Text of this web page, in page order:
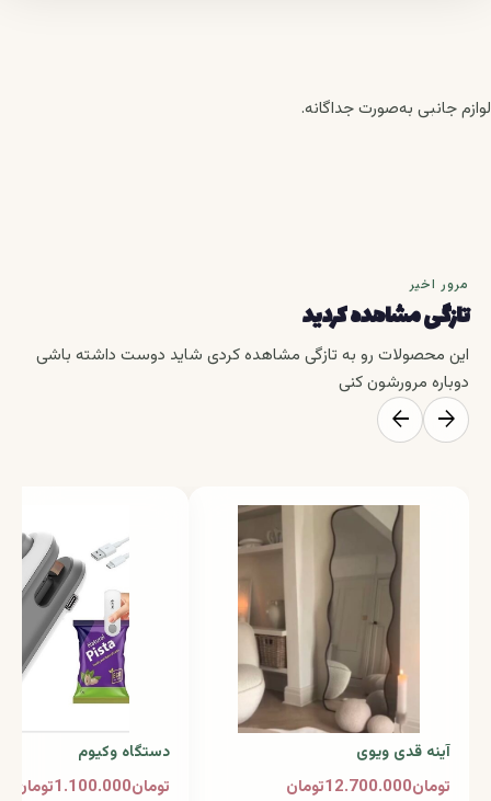
لوازم جانبی به‌صورت جداگانه.
مرور اخیر
تازگی مشاهده کردید
این محصولات رو به تازگی مشاهده کردی شاید دوست داشته باشی
دوباره مرورشون کنی
arrow_forward
arrow_back
آینه قدی ویوی
تومان12.700.000تومان
دستگاه وکیوم
تومان1.100.000تومان